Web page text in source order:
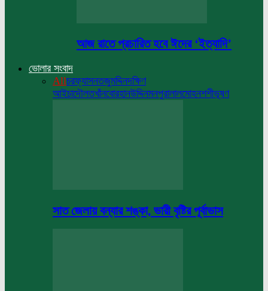
আজ রাতে প্রচারিত হবে ঈদের ‘ইত্যাদি’
ভোলার সংবাদ
Allচরফ্যাসনতজুমদ্দিনদক্ষিণ
আইচাদৌলতখাঁনবোরহানউদ্দিনমনপুরালালমোহনশশীভূষণ
সাত জেলায় বন্যার শঙ্কা, ভারী বৃষ্টির পূর্বাভাস